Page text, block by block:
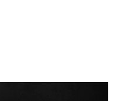
ームの魅力を画面や操作の